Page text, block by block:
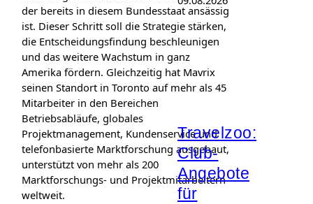
der bereits in diesem Bundesstaat ansässig
ist. Dieser Schritt soll die Strategie stärken,
die Entscheidungsfindung beschleunigen
und das weitere Wachstum in ganz
Amerika fördern. Gleichzeitig hat Mavrix
seinen Standort in Toronto auf mehr als 45
Mitarbeiter in den Bereichen
Betriebsabläufe, globales
Projektmanagement, Kundenservice und
telefonbasierte Marktforschung ausgebaut,
unterstützt von mehr als 200
Marktforschungs- und Projektmitarbeitern
weltweit.
Travelzoo:
Club-
Angebote
für